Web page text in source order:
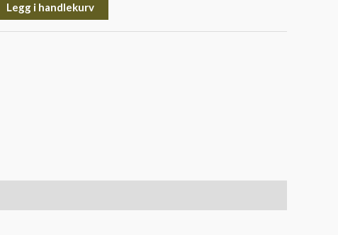
Legg i handlekurv